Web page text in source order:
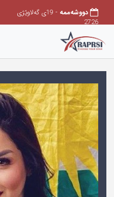
دووشەممه
- 19ی گەلاوێژی
2726